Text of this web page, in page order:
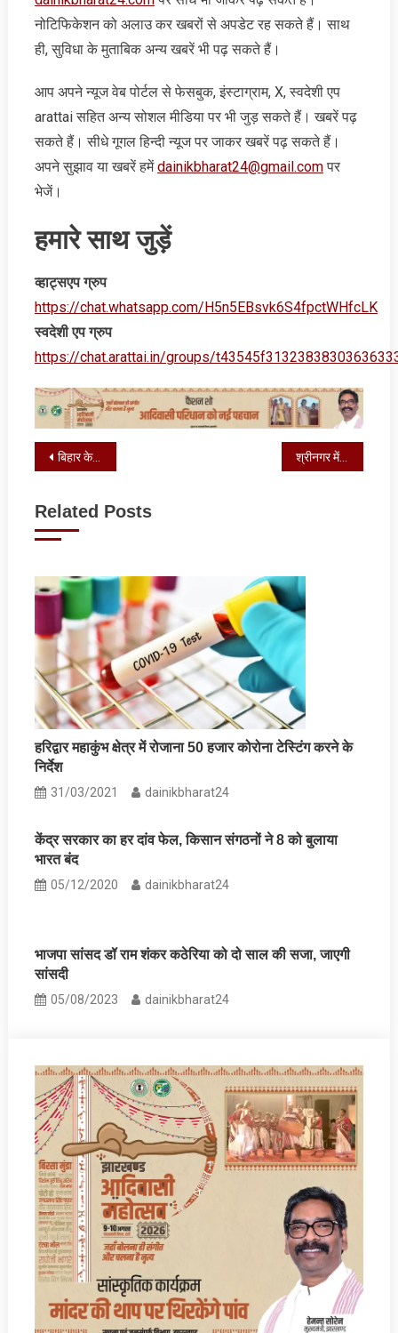
नोटिफिकेशन को अलाउ कर खबरों से अपडेट रह सकते हैं। साथ
ही, सुविधा के मुताबिक अन्‍य खबरें भी पढ़ सकते हैं।
आप अपने न्‍यूज वेब पोर्टल से फेसबुक, इंस्‍टाग्राम, X, स्‍वदेशी एप
arattai सहित अन्‍य सोशल मीडिया पर भी जुड़ सकते हैं। खबरें पढ़
सकते हैं। सीधे गूगल हिन्‍दी न्‍यूज पर जाकर खबरें पढ़ सकते हैं।
अपने सुझाव या खबरें हमेंdainikbharat24@gmail.comपर
भेजें।
हमारे साथ जुड़ें
व्‍हाट्सएप ग्रुप
https://chat.whatsapp.com/H5n5EBsvk6S4fpctWHfcLK
स्‍वदेशी एप ग्रुप
https://chat.arattai.in/groups/
Post
बिहार के प्रसाद अस्पताल के ICU में आग लगने से 3 की मौत श्रीनगर में ₹2 करोड़ की बहुमंजिला इमारत पर चला बुलडोजर
Related Posts
हरिद्वार महाकुंभ क्षेत्र में रोजाना 50 हजार कोरोना टेस्टिंग करने के
निर्देश
31/03/2021 dainikbharat24
केंद्र सरकार का हर दांव फेल, किसान संगठनों ने 8 को बुलाया
भारत बंद
05/12/2020 dainikbharat24
भाजपा सांसद डॉ राम शंकर कठेरिया को दो साल की सजा, जाएगी
सांसदी
05/08/2023 dainikbharat24